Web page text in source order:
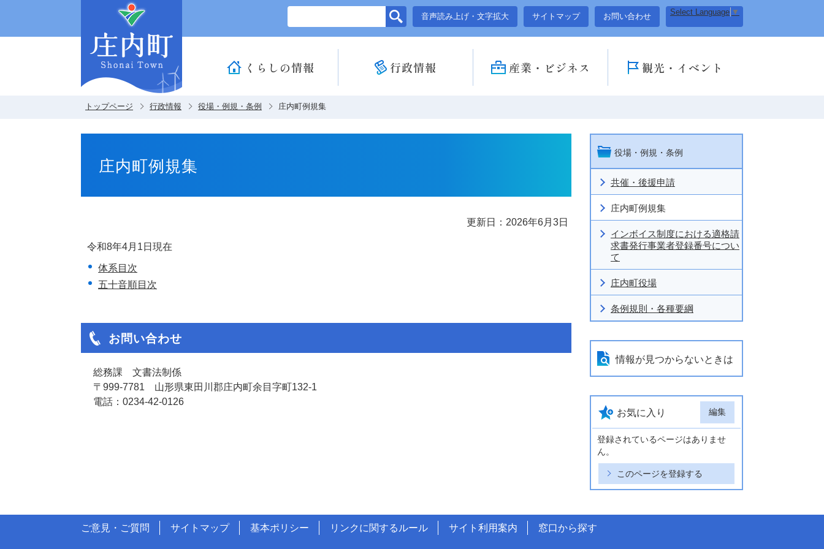
このページの本文へ移動
音声読み上げ・文字拡大 サイトマップ お問い合わせ Select Language ▼
くらしの情報 行政情報 産業・ビジネス 観光・イベント
トップページ 行政情報 役場・例規・条例 庄内町例規集
庄内町例規集
更新日：2026年6月3日
令和8年4月1日現在
体系目次
五十音順目次
お問い合わせ
総務課 文書法制係
〒999-7781 山形県東田川郡庄内町余目字町132-1
電話：0234-42-0126
役場・例規・条例
共催・後援申請
庄内町例規集
インボイス制度における適格請
求書発行事業者登録番号につい
て
庄内町役場
条例規則・各種要綱
情報が見つからないときは
お気に入り 編集
登録されているページはありませ
ん。
このページを登録する
ご意見・ご質問 サイトマップ 基本ポリシー リンクに関するルール サイト利用案内 窓口から探す